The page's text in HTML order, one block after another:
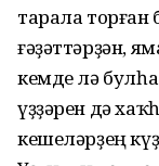
тарала
ғәҙәттәрҙән,
кемде лә
үҙҙәрен дә
кешеләрҙең